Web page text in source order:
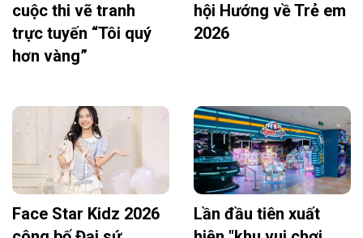
cuộc thi vẽ tranh
trực tuyến “Tôi quý
hơn vàng”
hội Hướng về Trẻ em
2026
Face Star Kidz 2026
Lần đầu tiên xuất